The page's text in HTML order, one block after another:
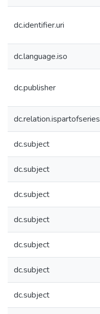
dc.identifier.uri
dc.language.iso
dc.publisher
dc.relation.ispartofseries
dc.subject
dc.subject
dc.subject
dc.subject
dc.subject
dc.subject
dc.subject